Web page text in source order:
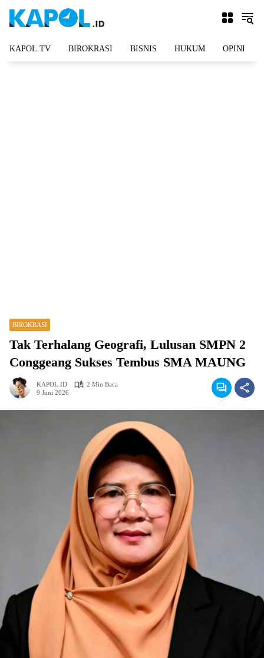
KAPOL.TV BIROKRASI BISNIS HUKUM OPINI
BIROKRASI
Tak Terhalang Geografi, Lulusan SMPN 2
Conggeang Sukses Tembus SMA MAUNG
KAPOL.ID
2 Min Baca
9 Juni 2026